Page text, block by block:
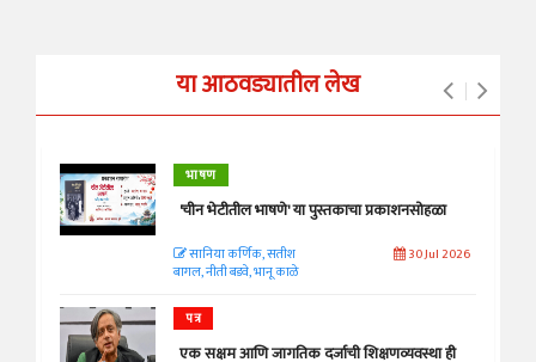
या आठवड्यातील लेख
भाषण
'चीन भेटीतील भाषणे' या पुस्तकाचा प्रकाशनसोहळा
सानिया कर्णिक, सतीश
बागल, नीती बडवे, भानू काळे
30 Jul 2026
पत्र
एक सक्षम आणि जागतिक दर्जाची शिक्षणव्यवस्था ही